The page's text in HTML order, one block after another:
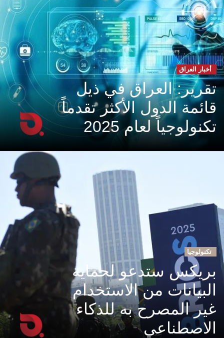
أخبار العراق
تقرير: العراق في ذيل
قائمة الدول الأكثر تقدماً
تكنولوجياً لعام 2025
تكنولوجيا
بريكس ستدعو لحماية
البيانات من الاستخدام
غير المصرح به للذكاء
الاصطناعي